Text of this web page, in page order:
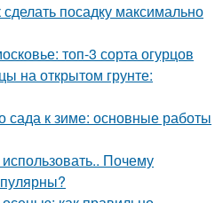
посадку максимально
топ-3 сорта огурцов
на открытом грунте:
сада к зиме: основные работы
Почему